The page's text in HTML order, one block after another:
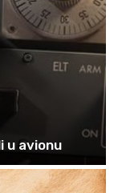
u avionu